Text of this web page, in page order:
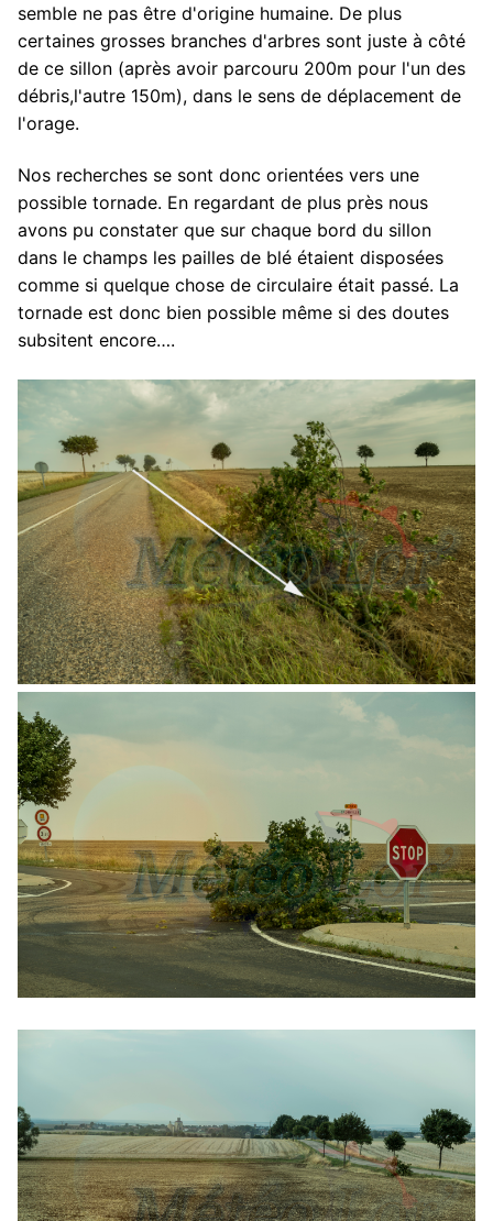
semble ne pas être d'origine humaine. De plus
certaines grosses branches d'arbres sont juste à côté
de ce sillon (après avoir parcouru 200m pour l'un des
débris,l'autre 150m), dans le sens de déplacement de
l'orage.
Nos recherches se sont donc orientées vers une
possible tornade. En regardant de plus près nous
avons pu constater que sur chaque bord du sillon
dans le champs les pailles de blé étaient disposées
comme si quelque chose de circulaire était passé. La
tornade est donc bien possible même si des doutes
subsitent encore….